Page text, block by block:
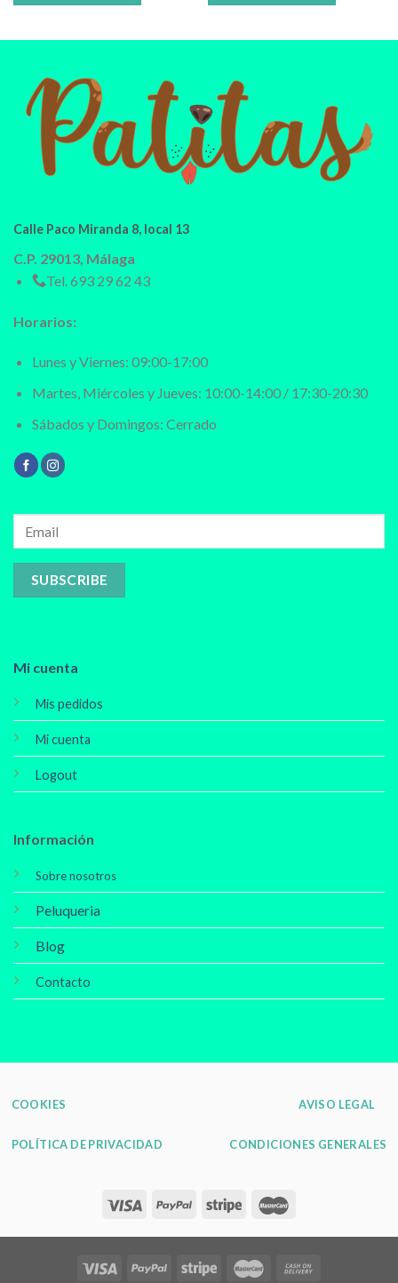
Calle Paco Miranda 8, local 13
C.P. 29013, Málaga
Tel.693 29 62 43
Horarios:
Lunes y Viernes: 09:00-17:00
Martes, Miércoles y Jueves: 10:00-14:00 / 17:30-20:30
Sábados y Domingos: Cerrado
Mi cuenta
Mis pedidos
Mi cuenta
Logout
Información
Sobre nosotros
Peluqueria
Blog
Contacto
COOKIES
POLÍTICA DE PRIVACIDAD
AVISO LEGAL
CONDICIONES GENERALES